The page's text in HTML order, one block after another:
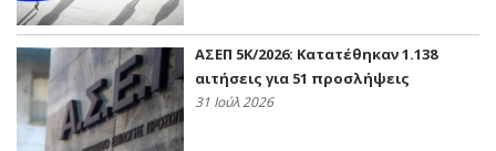
ΑΣΕΠ 5Κ/2026: Κατατέθηκαν 1.138
αιτήσεις για 51 προσλήψεις
31 Ιούλ 2026